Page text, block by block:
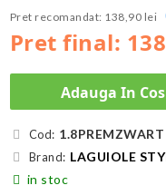
Pret final:
Pret recomandat: 138,90 lei
Adauga In Cos
Cod: 1.8PREMZWART
Brand: LAGUIOLE
in stoc